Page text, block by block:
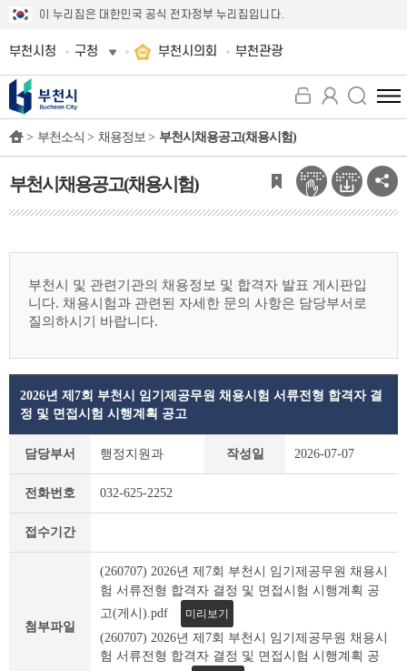
이 누리집은 대한민국 공식 전자정부 누리집입니다.
부천시청 구청 부천시의회 부천관광
전
체
뉴
보
기
> 부천소식 > 채용정보 > 부천시채용공고(채용시험)
부천시채용공고(채용시험)
부천시 및 관련기관의 채용정보 및 합격자 발표 게시판입
니다. 채용시험과 관련된 자세한 문의 사항은 담당부서로
질의하시기 바랍니다.
용
고
험)
2026년 제7회 부천시 임기제공무원 채용시험 서류전형 합격자 결
정 및 면접시험 시행계획 공고
담당부서 행정지원과 작성일 2026-07-07
전화번호 032-625-2252
접수기간
첨부파일
(260707) 2026년 제7회 부천시 임기제공무원 채용시
험 서류전형 합격자 결정 및 면접시험 시행계획 공
고(게시).pdf
미리보기
(260707) 2026년 제7회 부천시 임기제공무원 채용시
험 서류전형 합격자 결정 및 면접시험 시행계획 공